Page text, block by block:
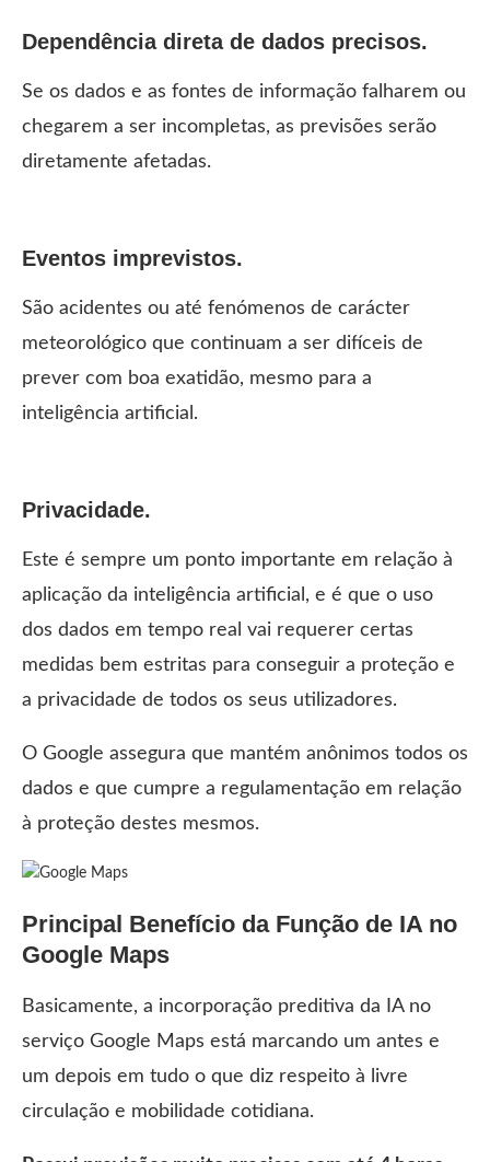
Dependência direta de dados precisos.
Se os dados e as fontes de informação falharem ou
chegarem a ser incompletas, as previsões serão
diretamente afetadas.
Eventos imprevistos.
São acidentes ou até fenómenos de carácter
meteorológico que continuam a ser difíceis de
prever com boa exatidão, mesmo para a
inteligência artificial.
Privacidade.
Este é sempre um ponto importante em relação à
aplicação da inteligência artificial, e é que o uso
dos dados em tempo real vai requerer certas
medidas bem estritas para conseguir a proteção e
a privacidade de todos os seus utilizadores.
O Google assegura que mantém anônimos todos os
dados e que cumpre a regulamentação em relação
à proteção destes mesmos.
Principal Benefício da Função de IA no
Google Maps
Basicamente, a incorporação preditiva da IA no
serviço Google Maps está marcando um antes e
um depois em tudo o que diz respeito à livre
circulação e mobilidade cotidiana.